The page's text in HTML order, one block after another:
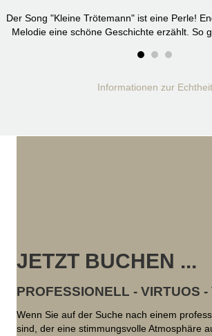
Der Song "Kleine Trötemann" ist eine Perle!
Melodie eine schöne Geschichte erzählt. So
Informationen zur Echtheit
JETZT BUCHEN ...
PROFESSIONELL - VIRTUOS -
Wenn Sie auf der Suche nach einem
sind, der eine stimmungsvolle Atmosphäre